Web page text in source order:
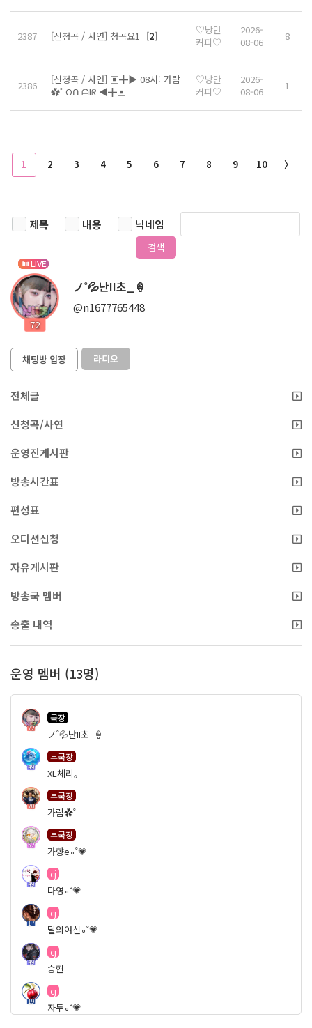
2387 [신청곡 / 사연] 청곡요1 [2]
♡낭만
커피♡
2026-
08-06
8
2386
[신청곡 / 사연] ▣╋▶ 08시: 가람
✿˚ Oᑎ ᗩIᖇ ◀╋▣
♡낭만
커피♡
2026-
08-06
1
1 2 3 4 5 6 7 8 9 10 〉
제목 내용 닉네임
검색
LIVE
72
ノ˚💦난II초_🍦
@n1677765448
채팅방 입장 라디오
전체글
신청곡/사연
운영진게시판
방송시간표
편성표
오디션신청
자유게시판
방송국 멤버
송출 내역
운영 멤버 (13명)
72
국장
ノ˚💦난II초_🍦
49
부국장
XL체리｡
70
부국장
가람✿˚
52
부국장
가향e∘˚💗
49
cj
다영∘˚💗
17
cj
달의여신∘˚💗
49
cj
승현
19
cj
자두∘˚💗